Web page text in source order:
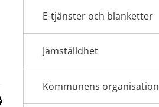
E-tjänster och blanketter
Jämställdhet
Kommunens organisation